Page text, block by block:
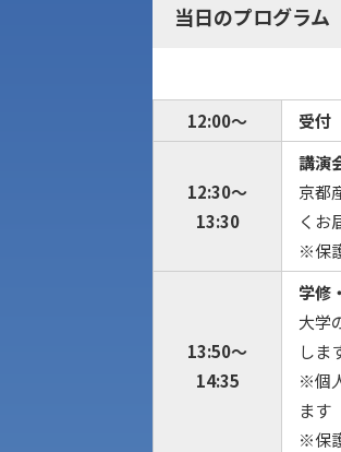
当日のプログラム
12:00～ 受付
12:30～
13:30
講演
京都
くお
※保
13:50～
14:35
学修
大学
しま
※個
ます
※保